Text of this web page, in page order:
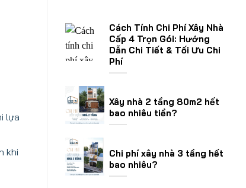
lựa
khi
Cách Tính Chi Phí Xây Nhà
Cấp 4 Trọn Gói: Hướng
Dẫn Chi Tiết & Tối Ưu Chi
Phí
Xây nhà 2 tầng 80m2 hết
bao nhiêu tiền?
Chi phí xây nhà 3 tầng hết
bao nhiêu?